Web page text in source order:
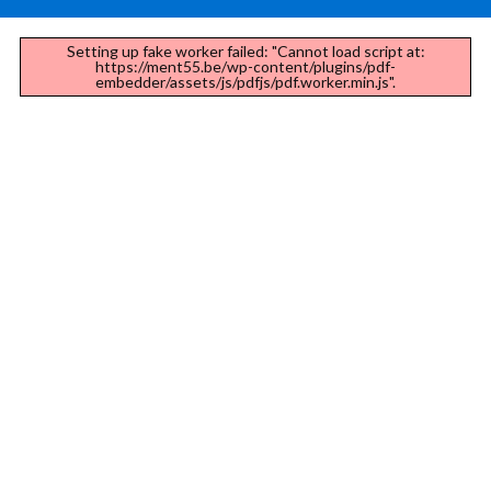
Setting up fake worker failed: "Cannot load script at:
https://ment55.be/wp-content/plugins/pdf-
embedder/assets/js/pdfjs/pdf.worker.min.js".